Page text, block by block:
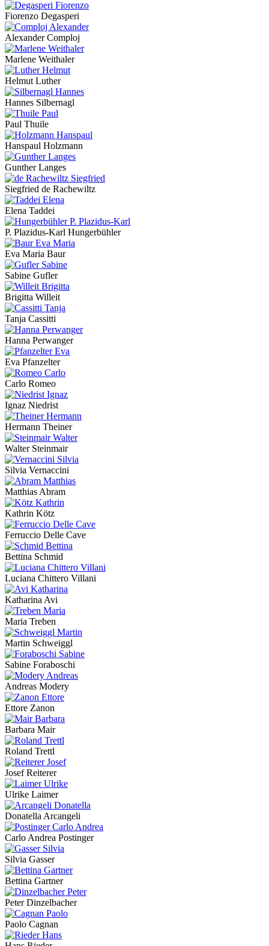
Fiorenzo Degasperi
Alexander Comploj
Marlene Weithaler
Helmut Luther
Hannes Silbernagl
Paul Thuile
Hanspaul Holzmann
Gunther Langes
Siegfried de Rachewiltz
Elena Taddei
P. Plazidus-Karl Hungerbühler
Eva Maria Baur
Sabine Gufler
Brigitta Willeit
Tanja Cassitti
Hanna Perwanger
Eva Pfanzelter
Carlo Romeo
Ignaz Niedrist
Hermann Theiner
Walter Steinmair
Silvia Vernaccini
Matthias Abram
Kathrin Kötz
Ferruccio Delle Cave
Bettina Schmid
Luciana Chittero Villani
Katharina Avi
Maria Treben
Martin Schweiggl
Sabine Foraboschi
Andreas Modery
Ettore Zanon
Barbara Mair
Roland Trettl
Josef Reiterer
Ulrike Laimer
Donatella Arcangeli
Carlo Andrea Postinger
Silvia Gasser
Bettina Gartner
Peter Dinzelbacher
Paolo Cagnan